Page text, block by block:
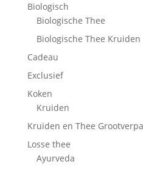
Biologisch
Biologische Thee
Biologische Thee Kruiden
Cadeau
Exclusief
Koken
Kruiden
Kruiden en Thee
Losse thee
Ayurveda